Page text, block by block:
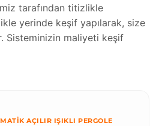
tarafından titizlikle
yerinde keşif yapılarak, size
Sisteminizin maliyeti keşif
AÇILIR IŞIKLI PERGOLE